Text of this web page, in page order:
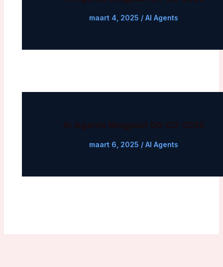
maart 4, 2025 / AI Agents
AI Agents Blogpost 06-03-2025
maart 6, 2025 / AI Agents